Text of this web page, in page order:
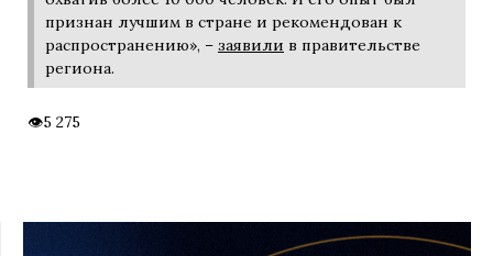
признан лучшим в стране и рекомендован к
распространению», – заявили в правительстве
региона.
5 275